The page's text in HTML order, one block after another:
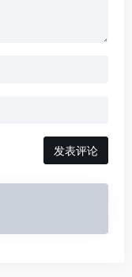
发表评论